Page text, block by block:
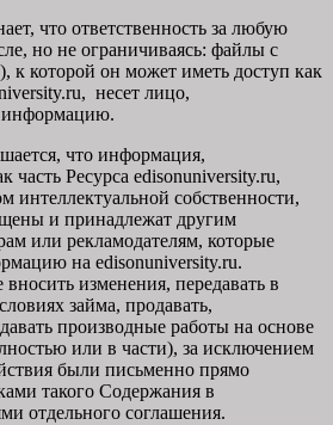
что ответственность за любую
но не ограничиваясь: файлы с
к которой он может иметь доступ как
несет лицо,
информацию.
что информация,
часть Ресурса edisonuniversity.ru,
интеллектуальной собственности,
и принадлежат другим
или рекламодателям, которые
на edisonuniversity.ru.
вносить изменения, передавать в
займа, продавать,
производные работы на основе
или в части), за исключением
были письменно прямо
такого Содержания в
отдельного соглашения.